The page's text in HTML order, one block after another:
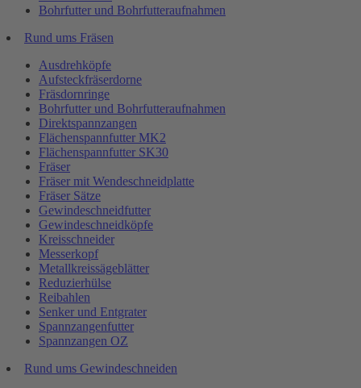
Bohrfutter und Bohrfutteraufnahmen
Rund ums Fräsen
Ausdrehköpfe
Aufsteckfräserdorne
Fräsdornringe
Bohrfutter und Bohrfutteraufnahmen
Direktspannzangen
Flächenspannfutter MK2
Flächenspannfutter SK30
Fräser
Fräser mit Wendeschneidplatte
Fräser Sätze
Gewindeschneidfutter
Gewindeschneidköpfe
Kreisschneider
Messerkopf
Metallkreissägeblätter
Reduzierhülse
Reibahlen
Senker und Entgrater
Spannzangenfutter
Spannzangen OZ
Rund ums Gewindeschneiden